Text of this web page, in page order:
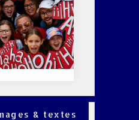
& textes